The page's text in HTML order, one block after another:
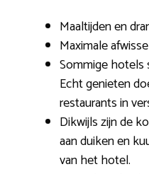
Maaltijden en
Maximale
Sommige
Echt genieten
restaurants in
Dikwijls zijn de
aan duiken en
van het hotel.